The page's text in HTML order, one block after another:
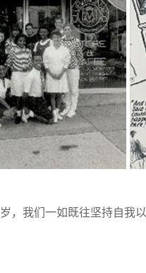
，我们一如既往坚持自我